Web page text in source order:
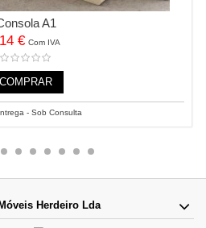
A1
€ Com IVA
COMPRAR
- Sob Consulta
Herdeiro Lda